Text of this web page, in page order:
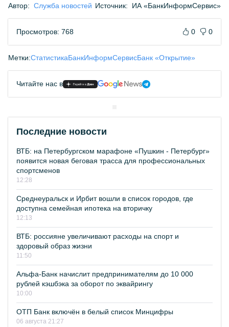
Автор: Служба новостей Источник: ИА «БанкИнформСервис»
Просмотров: 768 0 0
Метки:СтатистикаБанкИнформСервисБанк «Открытие»
Читайте нас в
Последние новости
ВТБ: на Петербургском марафоне «Пушкин - Петербург»
появится новая беговая трасса для профессиональных
спортсменов
12:28
Среднеуральск и Ирбит вошли в список городов, где
доступна семейная ипотека на вторичку
12:13
ВТБ: россияне увеличивают расходы на спорт и
здоровый образ жизни
11:50
Альфа-Банк начислит предпринимателям до 10 000
рублей кэшбэка за оборот по эквайрингу
10:00
ОТП Банк включён в белый список Минцифры
06 августа 21:27